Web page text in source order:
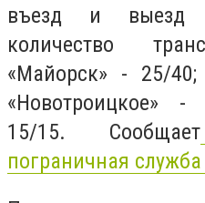
въезд и выезд
количество
«Майорск» - 25/
«Новотроицкое»
15/15. Сообщает
пограничная